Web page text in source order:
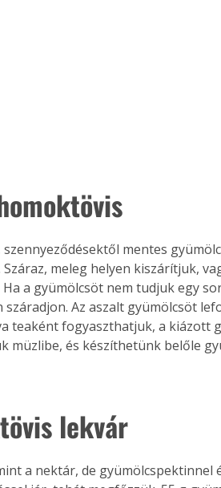
természet kincsei az
mentes
Száraz, meleg helyen kiszárítjuk,
Ha a gyümölcsöt nem tudjuk egy
száradjon. Az aszalt gyümölcsöt
teaként fogyaszthatjuk, a kiázott
müzlibe, és készíthetünk belőle
lekvár
a nektár, de